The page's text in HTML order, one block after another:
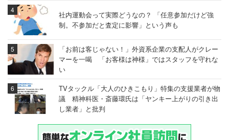
社内運動会って実際どうなの？ 「任意参加だけど強
制。不参加だと査定に影響」という声も
「お前は客じゃない！」外資系企業の支配人がクレー
マーを一喝 「お客様は神様」ではスタッフを守れな
い
TVタックル「大人のひきこもり」特集の支援業者が物
議 精神科医・斎藤環氏は「ヤンキー上がりの引き出
し業者」と批判